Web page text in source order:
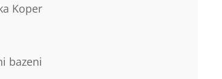
Koper
bazeni